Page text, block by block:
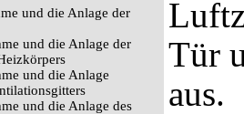
und die Anlage der
und die Anlage der
und die Anlage
und die Anlage des
Tür
aus.